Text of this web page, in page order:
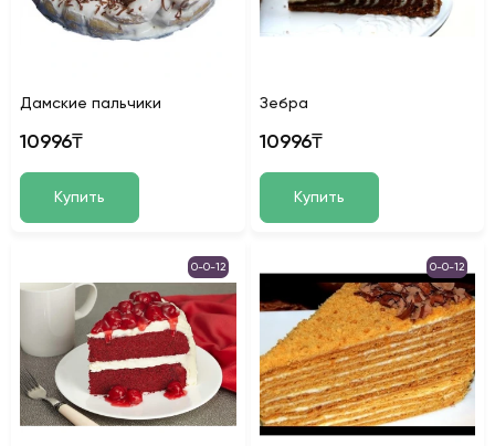
Дамские пальчики
10996₸
Купить
Зебра
10996₸
Купить
0-0-12 0-0-12